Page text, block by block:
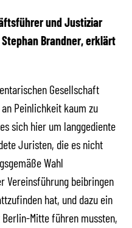
und Justiziar
Brandner, erklärt
Gesellschaft
Peinlichkeit kaum zu
sich hier um langgediente
Juristen, die es nicht
Wahl
Vereinsführung beibringen
hat, und dazu ein
Mitte führen mussten,